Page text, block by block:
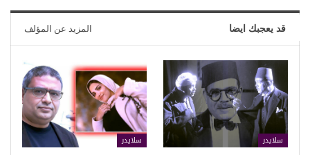
قد يعجبك ايضا المزيد عن المؤلف
سلايدر سلايدر